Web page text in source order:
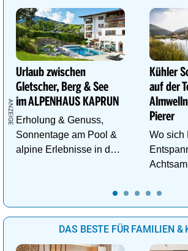
Urlaub zwischen
Gletscher, Berg & See
im ALPENHAUS KAPRUN
Erholung & Genuss,
Sonnentage am Pool &
alpine Erlebnisse in den
Kühler
auf der
Pierer
Wo sich
DAS BESTE FÜR FAMILIEN &